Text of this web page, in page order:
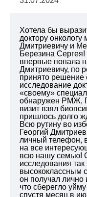
Хотела бы
доктору
Дмитриевичу и
Березина Сергея!
впервые попала
Дмитриевичу, по
принято
исследование
«своему»
обнаружен РМЖ,
визит взял
пришлось долго
Всю рутину во
Георгий
личный телефон,
на все
всю нашу семью!
исследования
высококлассным
он получал
что сберегло
спустя месяц в